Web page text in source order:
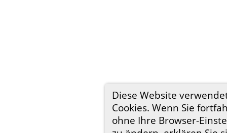
Diese Website
Cookies. Wenn Sie
ohne Ihre Browser-